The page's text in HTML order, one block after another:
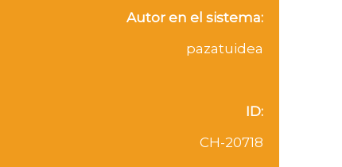
Autor en el sistema:
pazatuidea
ID:
CH-20718